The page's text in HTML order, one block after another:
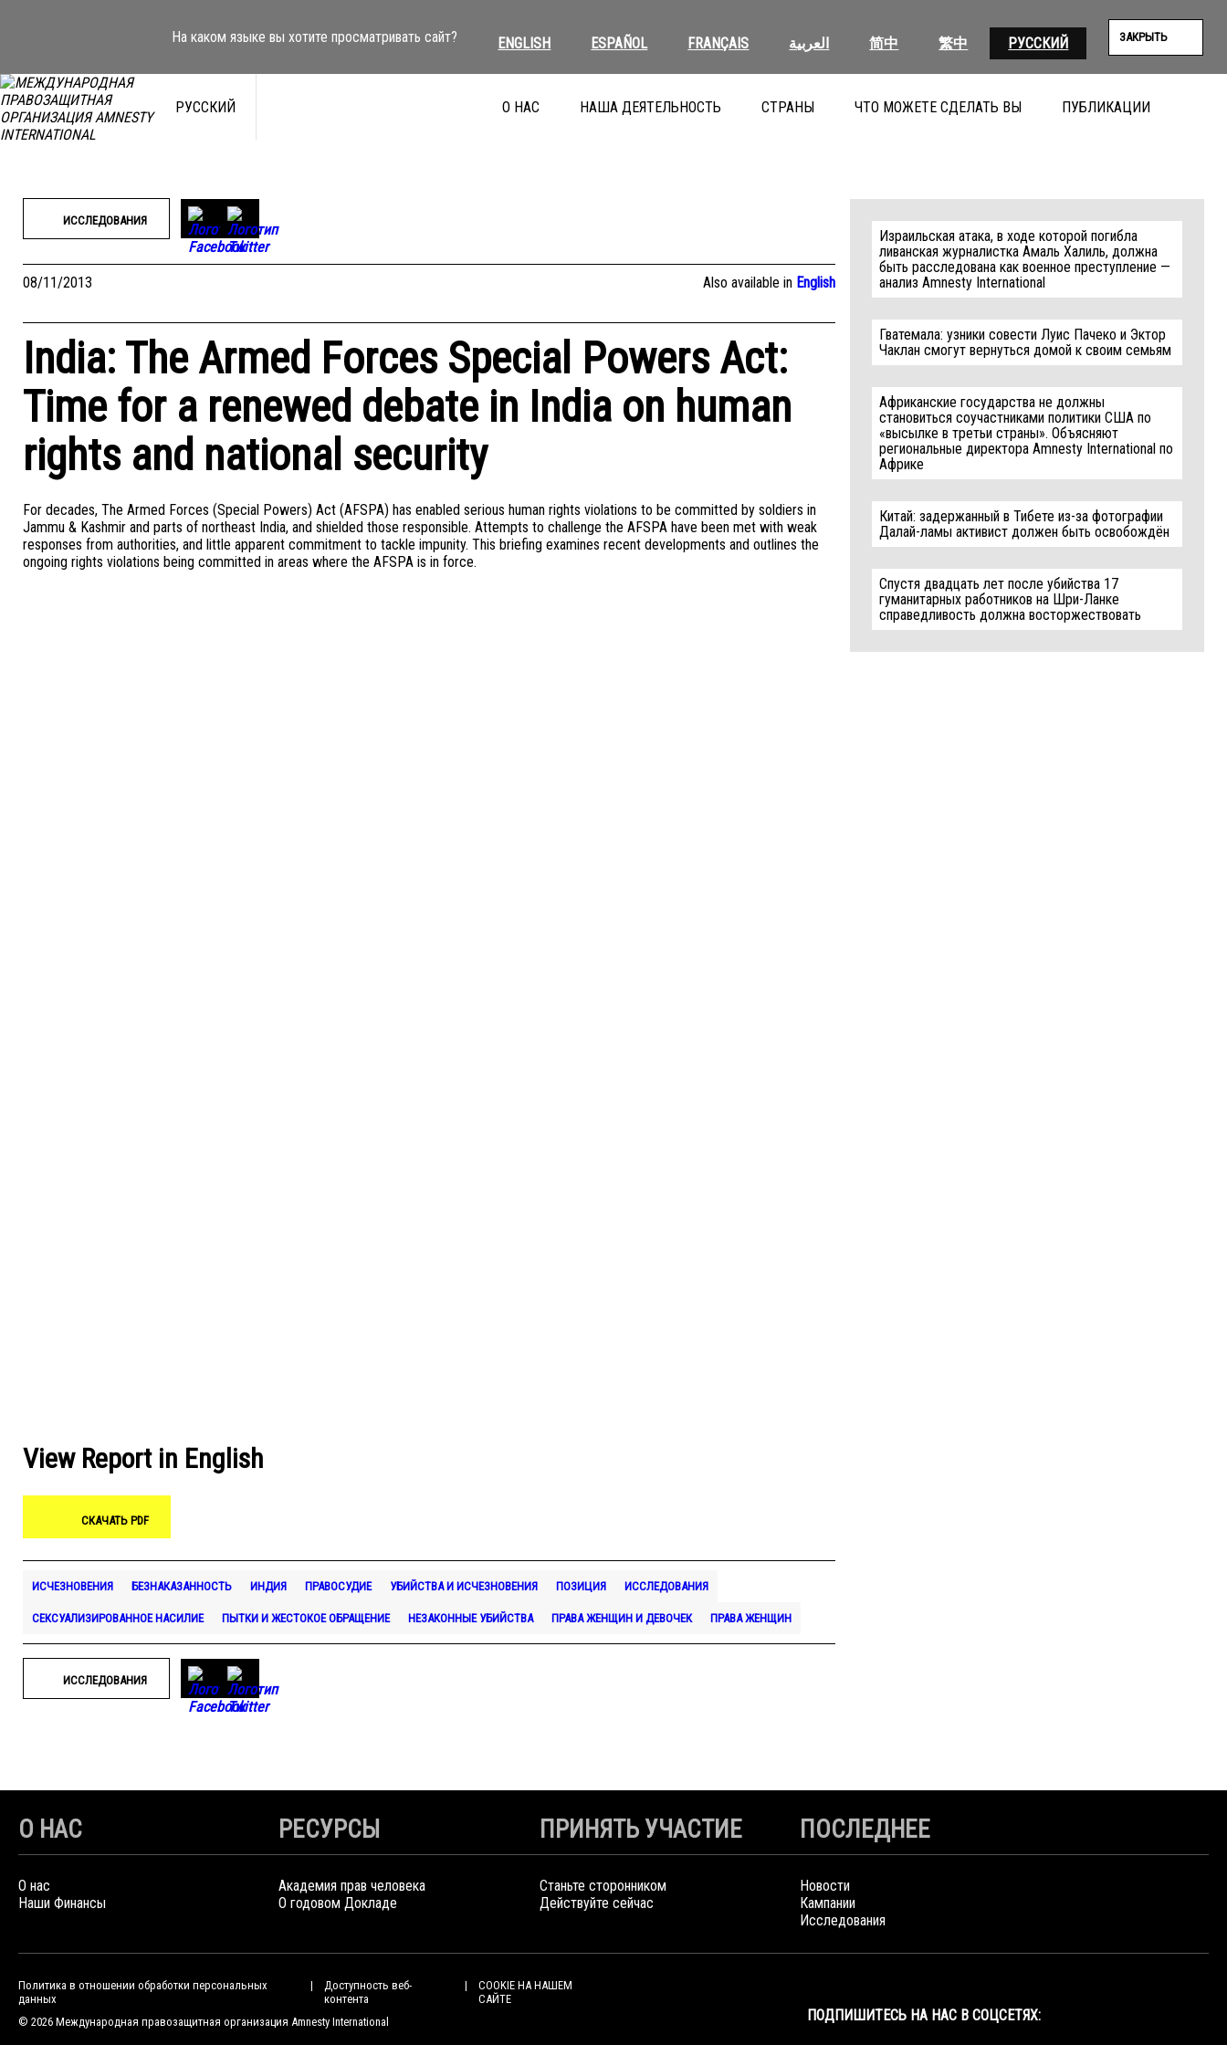
На каком языке вы хотите просматривать сайт? ENGLISH ESPAÑOL FRANÇAIS العربية 简中 繁中 РУССКИЙ ЗАКРЫТЬ
РУССКИЙ О НАС НАША ДЕЯТЕЛЬНОСТЬ СТРАНЫ ЧТО МОЖЕТЕ СДЕЛАТЬ ВЫ ПУБЛИКАЦИИ
ИССЛЕДОВАНИЯ
08/11/2013 Also available in English
India: The Armed Forces Special Powers Act:
Time for a renewed debate in India on human
rights and national security
For decades, The Armed Forces (Special Powers) Act (AFSPA) has enabled serious human rights violations to be committed by soldiers in
Jammu & Kashmir and parts of northeast India, and shielded those responsible. Attempts to challenge the AFSPA have been met with weak
responses from authorities, and little apparent commitment to tackle impunity. This briefing examines recent developments and outlines the
ongoing rights violations being committed in areas where the AFSPA is in force.
View Report in English
СКАЧАТЬ PDF
ИСЧЕЗНОВЕНИЯ БЕЗНАКАЗАННОСТЬ ИНДИЯ ПРАВОСУДИЕ УБИЙСТВА И ИСЧЕЗНОВЕНИЯ ПОЗИЦИЯ ИССЛЕДОВАНИЯ
СЕКСУАЛИЗИРОВАННОЕ НАСИЛИЕ ПЫТКИ И ЖЕСТОКОЕ ОБРАЩЕНИЕ НЕЗАКОННЫЕ УБИЙСТВА ПРАВА ЖЕНЩИН И ДЕВОЧЕК ПРАВА ЖЕНЩИН
ИССЛЕДОВАНИЯ
Израильская атака, в ходе которой погибла
ливанская журналистка Амаль Халиль, должна
быть расследована как военное преступление —
анализ Amnesty International
Гватемала: узники совести Луис Пачеко и Эктор
Чаклан смогут вернуться домой к своим семьям
Африканские государства не должны
становиться соучастниками политики США по
«высылке в третьи страны». Объясняют
региональные директора Amnesty International по
Африке
Китай: задержанный в Тибете из-за фотографии
Далай-ламы активист должен быть освобождён
Спустя двадцать лет после убийства 17
гуманитарных работников на Шри-Ланке
справедливость должна восторжествовать
О НАС
О нас
Наши Финансы
РЕСУРСЫ
Академия прав человека
О годовом Докладе
ПРИНЯТЬ УЧАСТИЕ
Станьте сторонником
Действуйте сейчас
ПОСЛЕДНЕЕ
Новости
Кампании
Исследования
Политика в отношении обработки персональных
данных
Доступность веб-
контента
COOKIE НА НАШЕМ
САЙТЕ
© 2026 Международная правозащитная организация Amnesty International
ПОДПИШИТЕСЬ НА НАС В СОЦСЕТЯХ: